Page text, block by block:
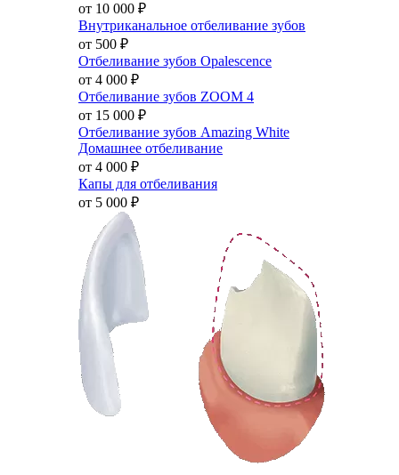
от 10 000 ₽
Внутриканальное отбеливание зубов
от 500 ₽
Отбеливание зубов Opalescence
от 4 000 ₽
Отбеливание зубов ZOOM 4
от 15 000 ₽
Отбеливание зубов Amazing White
Домашнее отбеливание
от 4 000 ₽
Капы для отбеливания
от 5 000 ₽